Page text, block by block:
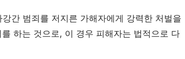
간 범죄를 저지른 가해자에게 강력한 처벌을
하는 것으로, 이 경우 피해자는 법적으로 다